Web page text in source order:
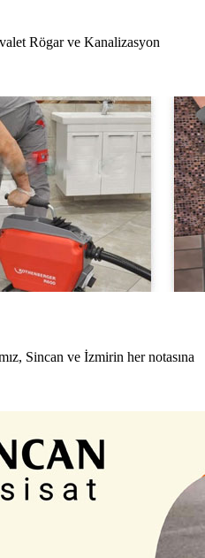
Rögar ve Kanalizasyon
Sincan ve İzmirin her notasına